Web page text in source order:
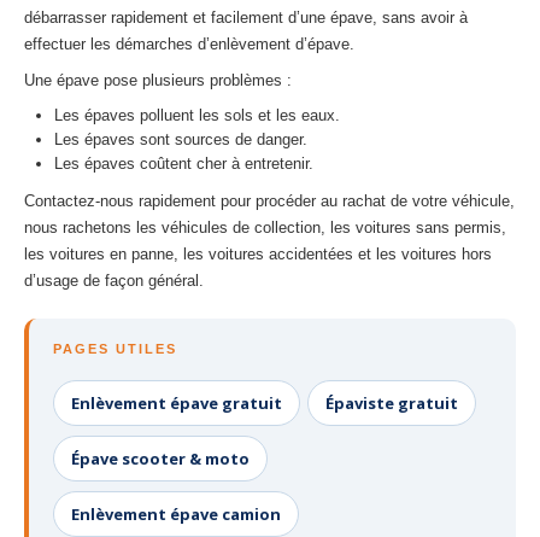
débarrasser rapidement et facilement d’une épave, sans avoir à
effectuer les démarches d’enlèvement d’épave.
Une épave pose plusieurs problèmes :
Les épaves polluent les sols et les eaux.
Les épaves sont sources de danger.
Les épaves coûtent cher à entretenir.
Contactez-nous rapidement pour procéder au rachat de votre véhicule,
nous rachetons les véhicules de collection, les voitures sans permis,
les voitures en panne, les voitures accidentées et les voitures hors
d’usage de façon général.
PAGES UTILES
Enlèvement épave gratuit Épaviste gratuit
Épave scooter & moto
Enlèvement épave camion